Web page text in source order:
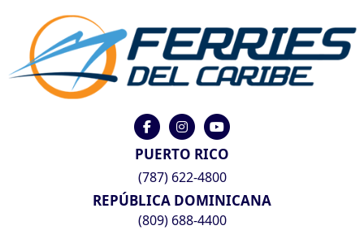
PUERTO RICO
(787) 622-4800
REPÚBLICA DOMINICANA
(809) 688-4400